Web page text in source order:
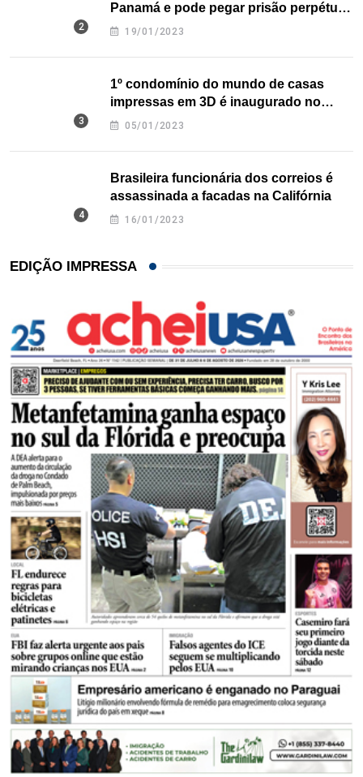
Panamá e pode pegar prisão perpétua
nos EUA
19/01/2023
1º condomínio do mundo de casas
impressas em 3D é inaugurado no
Texas
05/01/2023
Brasileira funcionária dos correios é
assassinada a facadas na Califórnia
16/01/2023
EDIÇÃO IMPRESSA